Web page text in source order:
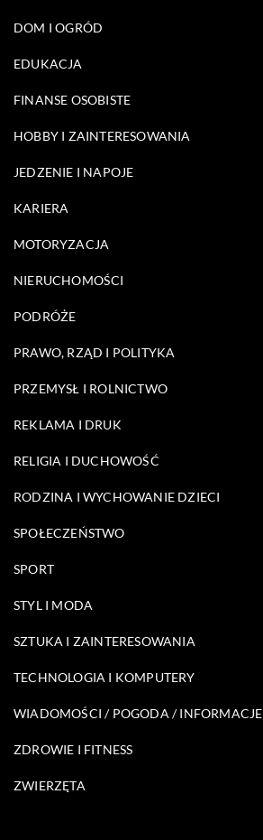
DOM I OGRÓD
EDUKACJA
FINANSE OSOBISTE
HOBBY I ZAINTERESOWANIA
JEDZENIE I NAPOJE
KARIERA
MOTORYZACJA
NIERUCHOMOŚCI
PODRÓŻE
PRAWO, RZĄD I POLITYKA
PRZEMYSŁ I ROLNICTWO
REKLAMA I DRUK
RELIGIA I DUCHOWOŚĆ
RODZINA I WYCHOWANIE DZIECI
SPOŁECZEŃSTWO
SPORT
STYL I MODA
SZTUKA I ZAINTERESOWANIA
TECHNOLOGIA I KOMPUTERY
WIADOMOŚCI / POGODA / INFORMACJE
ZDROWIE I FITNESS
ZWIERZĘTA